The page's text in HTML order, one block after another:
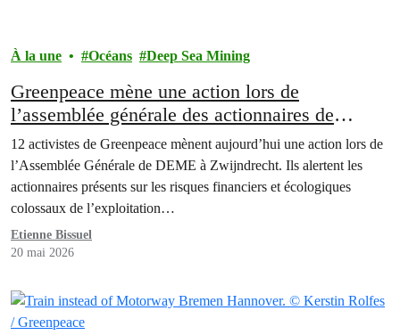
À la une Océans Deep Sea Mining
Greenpeace mène une action lors de
l’assemblée générale des actionnaires de
DEME
12 activistes de Greenpeace mènent aujourd’hui une action lors de
l’Assemblée Générale de DEME à Zwijndrecht. Ils alertent les
actionnaires présents sur les risques financiers et écologiques
colossaux de l’exploitation…
Etienne Bissuel
20 mai 2026